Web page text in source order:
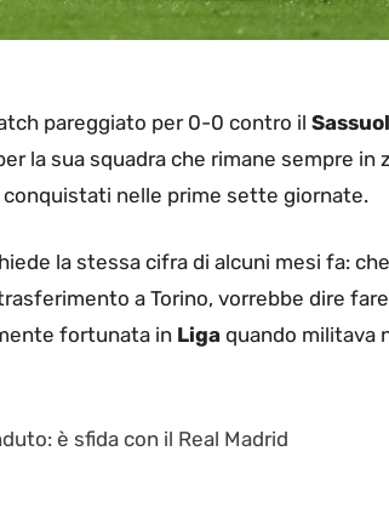
pareggiato per 0-0 contro il
la sua squadra che rimane sempre in
nelle prime sette giornate.
la stessa cifra di alcuni mesi fa: che
a Torino, vorrebbe dire
fortunata in Liga quando militava
è sfida con il Real Madrid